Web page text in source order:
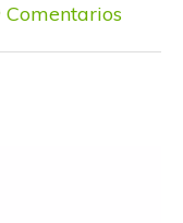
Comentarios